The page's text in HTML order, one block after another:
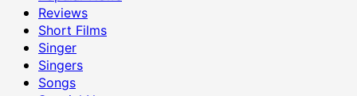
Reviews
Short Films
Singer
Singers
Songs